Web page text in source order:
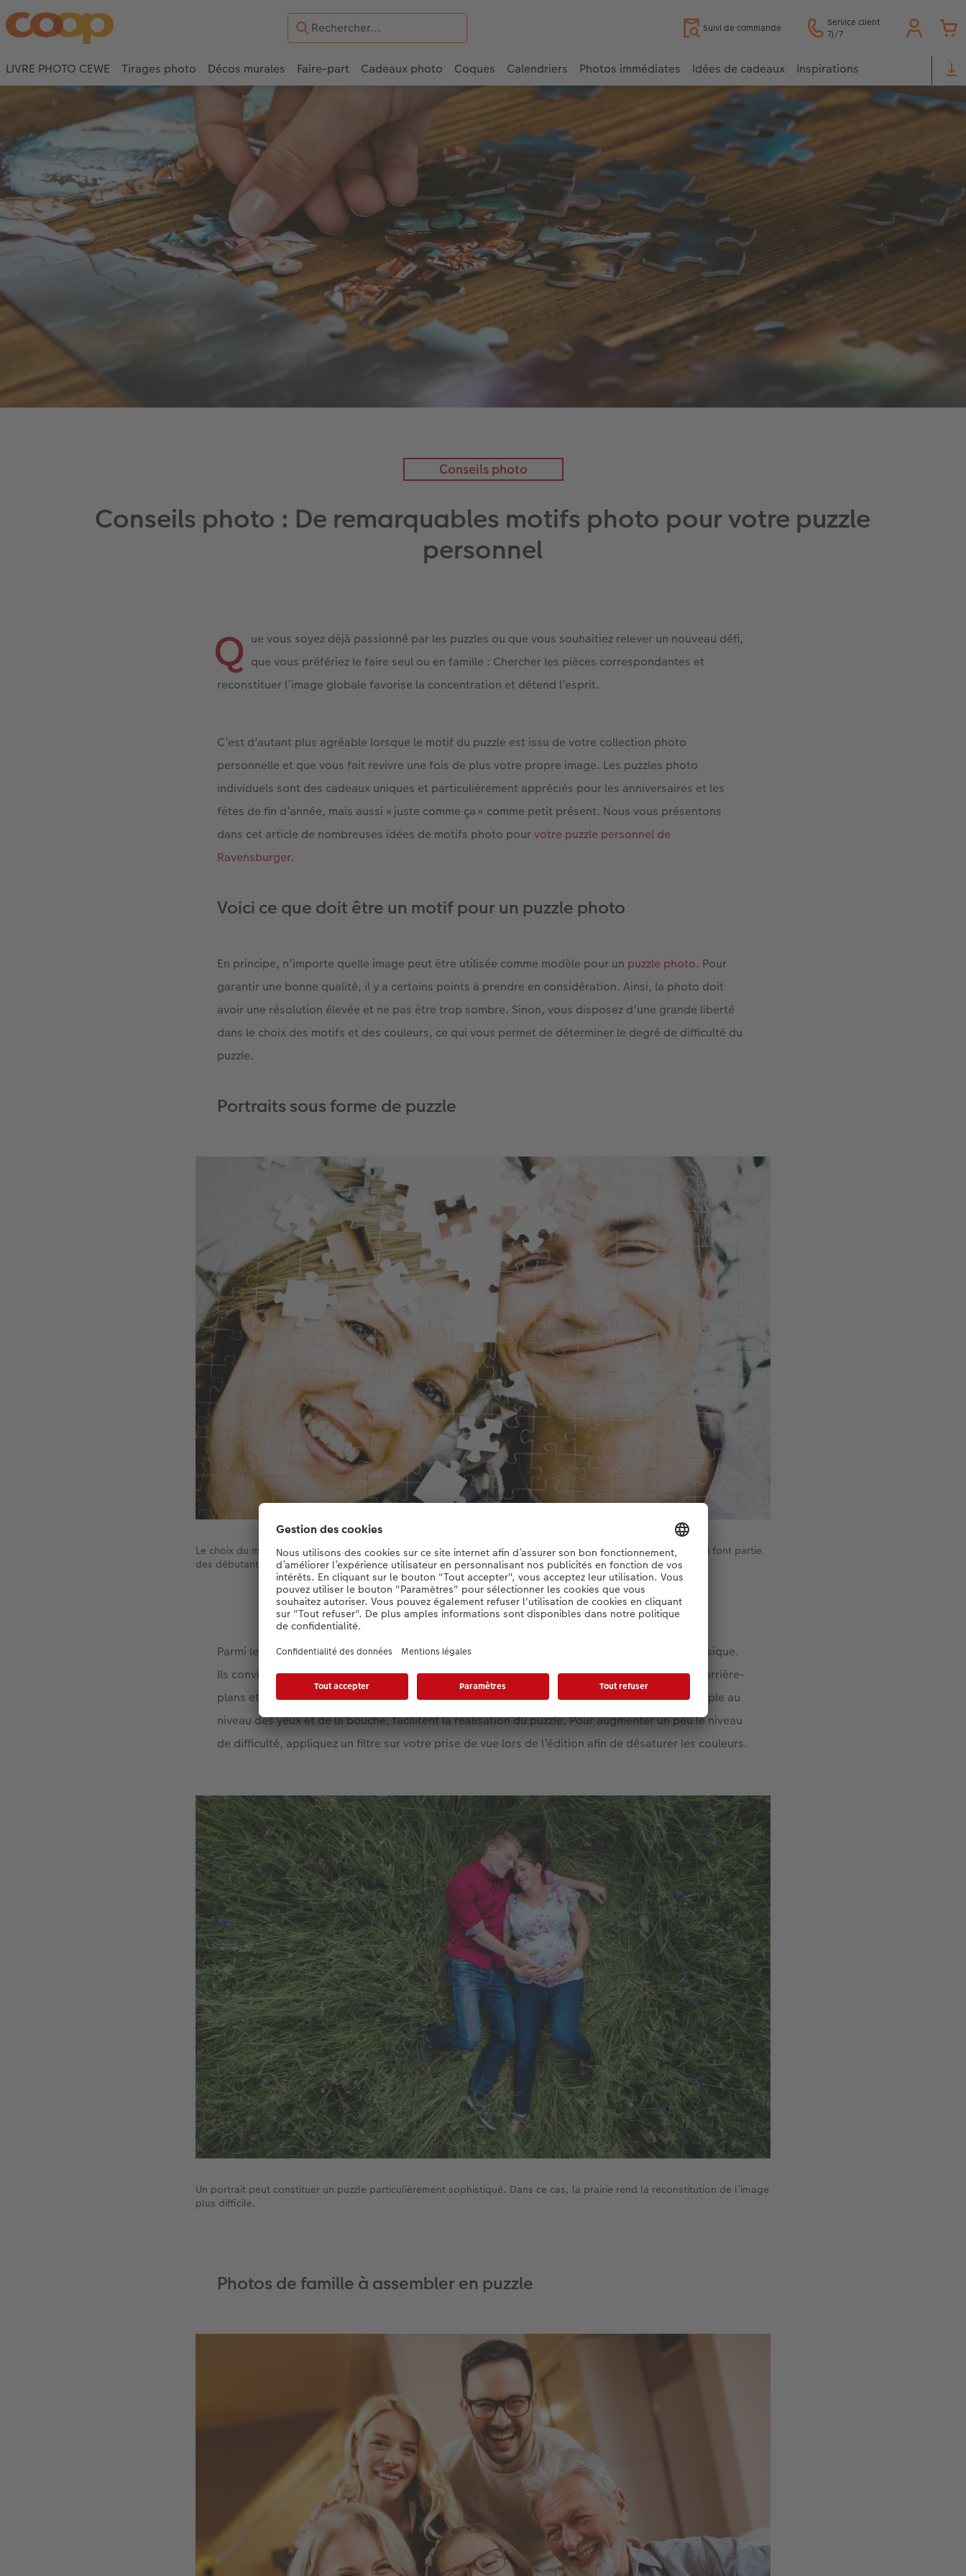
Suivi de commande
Service client
7j/7
LIVRE PHOTO CEWE Tirages photo Décos murales Faire-part Cadeaux photo Coques Calendriers Photos immédiates Idées de cadeaux Inspirations
Conseils photo
Conseils photo : De remarquables motifs photo pour votre puzzle
personnel
Q ue vous soyez déjà passionné par les puzzles ou que vous souhaitiez relever un nouveau défi,
que vous préfériez le faire seul ou en famille : Chercher les pièces correspondantes et
reconstituer l’image globale favorise la concentration et détend l’esprit.
C’est d’autant plus agréable lorsque le motif du puzzle est issu de votre collection photo
personnelle et que vous fait revivre une fois de plus votre propre image. Les puzzles photo
individuels sont des cadeaux uniques et particulièrement appréciés pour les anniversaires et les
fêtes de fin d’année, mais aussi « juste comme ça » comme petit présent. Nous vous présentons
dans cet article de nombreuses idées de motifs photo pourvotre puzzle personnel de
Ravensburger.
Voici ce que doit être un motif pour un puzzle photo
En principe, n’importe quelle image peut être utilisée comme modèle pour un puzzle photo. Pour
garantir une bonne qualité, il y a certains points à prendre en considération. Ainsi, la photo doit
avoir une résolution élevée et ne pas être trop sombre. Sinon, vous disposez d’une grande liberté
dans le choix des motifs et des couleurs, ce qui vous permet de déterminer le degré de difficulté du
puzzle.
Portraits sous forme de puzzle
Le choix du motif influence le niveau de difficulté du puzzle. Les portraits conviennent bien aux personnes qui font partie
des débutants en matière de puzzles.
Parmi les motifs de puzzles photo créés à cet effet, les photos de portrait sont un grand classique.
Ils conviennent surtout aux débutants. Utilisez de préférence un gros plan qui montre peu d’arrière-
plans et beaucoup d’espace pour le visage. Les différentes zones riches en détails, par exemple au
niveau des yeux et de la bouche, facilitent la réalisation du puzzle. Pour augmenter un peu le niveau
de difficulté, appliquez un filtre sur votre prise de vue lors de l’édition afin de désaturer les couleurs.
Un portrait peut constituer un puzzle particulièrement sophistiqué. Dans ce cas, la prairie rend la reconstitution de l’image
plus difficile.
Photos de famille à assembler en puzzle